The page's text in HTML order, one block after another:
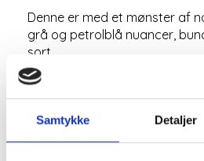
Samtykke Detaljer
Denne er med et mønster af
grå og petrolblå nuancer,
sort.
God både i hverdagen men
Mere information